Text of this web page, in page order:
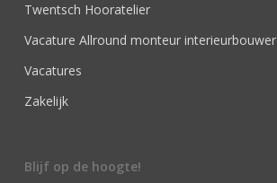
Twentsch Hooratelier
Vacature Allround monteur interieurbouwer
Vacatures
Zakelijk
Blijf op de hoogte!